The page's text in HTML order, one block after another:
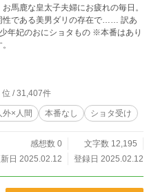
馬鹿な皇太子夫婦にお疲れの毎日。
である美男ダリの存在で…… 訳あ
にショタもの ※本番はあり
位 / 31,407件
外×人間 本番なし ショタ受け
感想数 0
文字数 12,195
日 2025.02.12
登録日 2025.02.12